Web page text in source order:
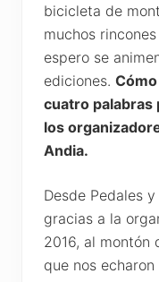
bicicleta de
muchos
espero se
ediciones.
cuatro palabras
los
Andia.
Desde Pedales
gracias a la
2016, al montón
que nos